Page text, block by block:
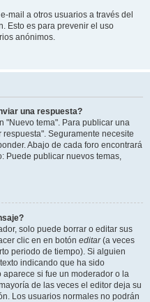
mail a otros usuarios a través del
Esto es para prevenir el uso
anónimos.
una respuesta?
"Nuevo tema". Para publicar una
Seguramente necesite
Abajo de cada foro encontrará
Puede publicar nuevos temas,
solo puede borrar o editar sus
clic en en botón editar(a veces
periodo de tiempo). Si alguien
indicando que ha sido
si fue un moderador o la
de las veces el editor deja su
Los usuarios normales no podrán